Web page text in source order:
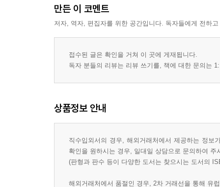
만든 이 코멘트
저자, 역자, 편집자를 위한 공간입니다. 독자들에게 전하
접수된 글은 확인을 거쳐 이 곳에 게재됩니다.
독자 분들의 리뷰는 리뷰 쓰기를, 책에 대한 문의는
상품정보 안내
직수입외서의 경우, 해외거래처에서 제공하는 정
확인을 원하시는 경우, 일대일 상담으로 문의하여 주
(판형과 판수 등이 다양한 도서는 찾으시는 도서의
해외거래처에서 품절인 경우, 2차 거래선을 통해 유